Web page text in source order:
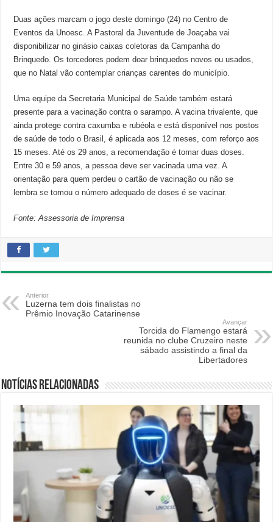
Duas ações marcam o jogo deste domingo (24) no Centro de
Eventos da Unoesc. A Pastoral da Juventude de Joaçaba vai
disponibilizar no ginásio caixas coletoras da Campanha do
Brinquedo. Os torcedores podem doar brinquedos novos ou usados,
que no Natal vão contemplar crianças carentes do município.
Uma equipe da Secretaria Municipal de Saúde também estará
presente para a vacinação contra o sarampo. A vacina trivalente, que
ainda protege contra caxumba e rubéola e está disponível nos postos
de saúde de todo o Brasil, é aplicada aos 12 meses, com reforço aos
15 meses. Até os 29 anos, a recomendação é tomar duas doses.
Entre 30 e 59 anos, a pessoa deve ser vacinada uma vez. A
orientação para quem perdeu o cartão de vacinação ou não se
lembra se tomou o número adequado de doses é se vacinar.
Fonte: Assessoria de Imprensa
Anterior
Luzerna tem dois finalistas no
Prêmio Inovação Catarinense
Avançar
Torcida do Flamengo estará
reunida no clube Cruzeiro neste
sábado assistindo a final da
Libertadores
Notícias relacionadas